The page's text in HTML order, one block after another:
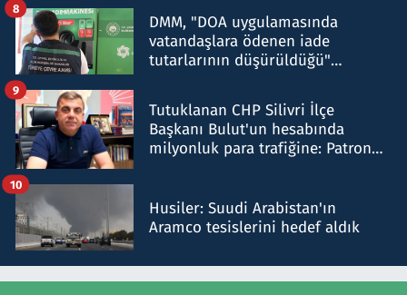
DMM, "DOA uygulamasında
vatandaşlara ödenen iade
tutarlarının düşürüldüğü"
8
Tutuklanan CHP Silivri İlçe
Başkanı Bulut'un hesabında
milyonluk para trafiğine: Patron
9
Husiler: Suudi Arabistan'ın
Aramco tesislerini hedef aldık
10